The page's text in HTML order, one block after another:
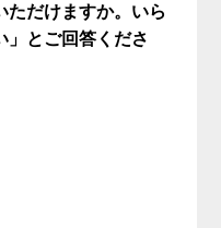
ただけますか。いら
」とご回答くださ